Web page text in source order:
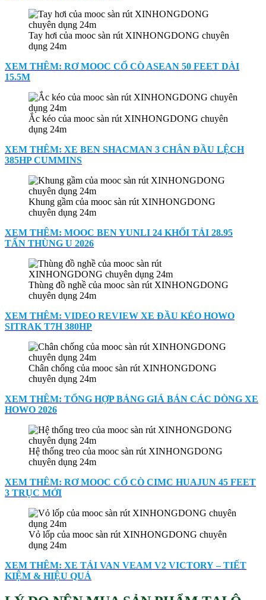
Tay hơi của mooc sàn rút XINHONGDONG chuyên
dụng 24m
XEM THÊM: RƠ MOOC CỔ CÒ ASEAN 50 FEET DÀI
15.5M
Ắc kéo của mooc sàn rút XINHONGDONG chuyên
dụng 24m
XEM THÊM: XE BEN SHACMAN 3 CHÂN ĐẦU LỆCH
385HP CUMMINS
Khung gầm của mooc sàn rút XINHONGDONG
chuyên dụng 24m
XEM THÊM: MOOC BEN YUNLI 24 KHỐI TẢI 28.95
TẤN THÙNG U 2026
Thùng đồ nghề của mooc sàn rút XINHONGDONG
chuyên dụng 24m
XEM THÊM: VIDEO REVIEW XE ĐẦU KÉO HOWO
SITRAK T7H 380HP
Chân chống của mooc sàn rút XINHONGDONG
chuyên dụng 24m
XEM THÊM: TỔNG HỢP BẢNG GIÁ BÁN CÁC DÒNG XE
HOWO 2026
Hệ thống treo của mooc sàn rút XINHONGDONG
chuyên dụng 24m
XEM THÊM: RƠ MOOC CỔ CÒ CIMC HUAJUN 45 FEET
3 TRỤC MỚI
Vỏ lốp của mooc sàn rút XINHONGDONG chuyên
dụng 24m
XEM THÊM: XE TẢI VAN VEAM V2 VICTORY – TIẾT
KIỆM & HIỆU QUẢ